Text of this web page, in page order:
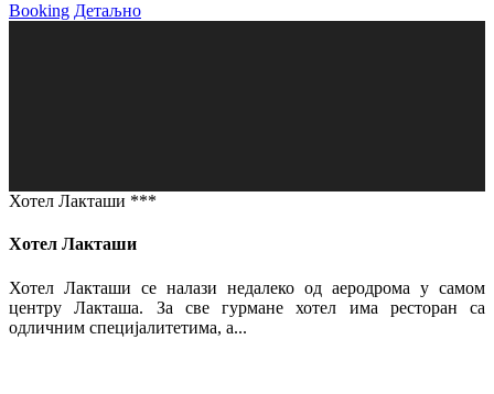
Booking Детаљно
Хотел Лакташи ***
Хотел Лакташи
Хотел Лакташи се налази недалеко од аеродрома у самом
центру Лакташа. За све гурмане хотел има ресторан са
одличним специјалитетима, а...